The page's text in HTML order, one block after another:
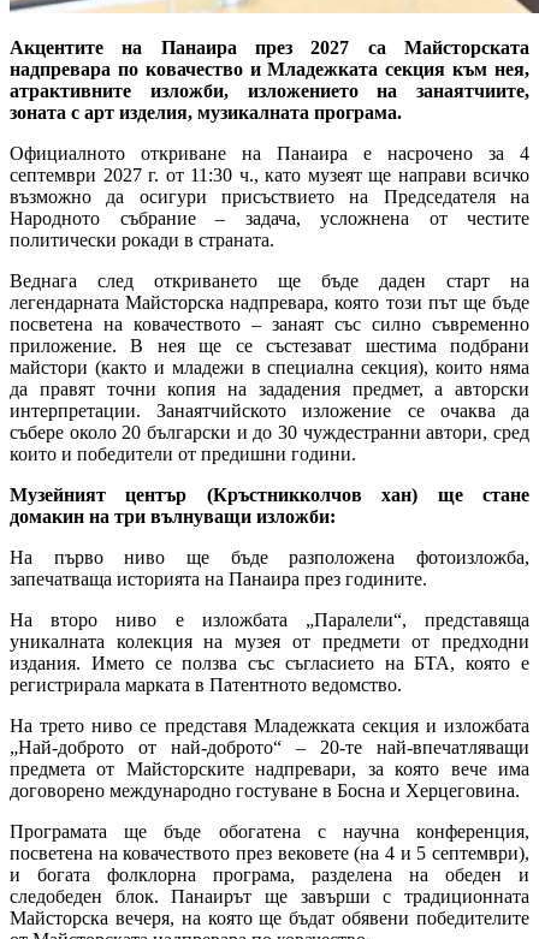
Акцентите на Панаира през 2027 са Майсторската
надпревара по ковачество и Младежката секция към нея,
атрактивните изложби, изложението на занаятчиите,
зоната с арт изделия, музикалната програма.
Официалното откриване на Панаира е насрочено за 4
септември 2027 г. от 11:30 ч., като музеят ще направи всичко
възможно да осигури присъствието на Председателя на
Народното събрание – задача, усложнена от честите
политически рокади в страната.
Веднага след откриването ще бъде даден старт на
легендарната Майсторска надпревара, която този път ще бъде
посветена на ковачеството – занаят със силно съвременно
приложение. В нея ще се състезават шестима подбрани
майстори (както и младежи в специална секция), които няма
да правят точни копия на зададения предмет, а авторски
интерпретации. Занаятчийското изложение се очаква да
събере около 20 български и до 30 чуждестранни автори, сред
които и победители от предишни години.
Музейният център (Кръстникколчов хан) ще стане
домакин на три вълнуващи изложби:
На първо ниво ще бъде разположена фотоизложба,
запечатваща историята на Панаира през годините.
На второ ниво е изложбата „Паралели“, представяща
уникалната колекция на музея от предмети от предходни
издания. Името се ползва със съгласието на БТА, която е
регистрирала марката в Патентното ведомство.
На трето ниво се представя Младежката секция и изложбата
„Най-доброто от най-доброто“ – 20-те най-впечатляващи
предмета от Майсторските надпревари, за която вече има
договорено международно гостуване в Босна и Херцеговина.
Програмата ще бъде обогатена с научна конференция,
посветена на ковачеството през вековете (на 4 и 5 септември),
и богата фолклорна програма, разделена на обеден и
следобеден блок. Панаирът ще завърши с традиционната
Майсторска вечеря, на която ще бъдат обявени победителите